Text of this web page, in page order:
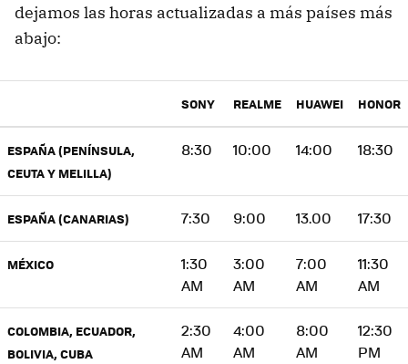
dejamos las horas actualizadas a más países más
abajo:
SONY REALME HUAWEI HONOR
ESPAÑA (PENÍNSULA,
CEUTA Y MELILLA)
8:30 10:00 14:00 18:30
ESPAÑA (CANARIAS) 7:30 9:00 13.00 17:30
MÉXICO
1:30
AM
3:00
AM
7:00
AM
11:30
AM
COLOMBIA, ECUADOR,
BOLIVIA, CUBA
2:30
AM
4:00
AM
8:00
AM
12:30
PM